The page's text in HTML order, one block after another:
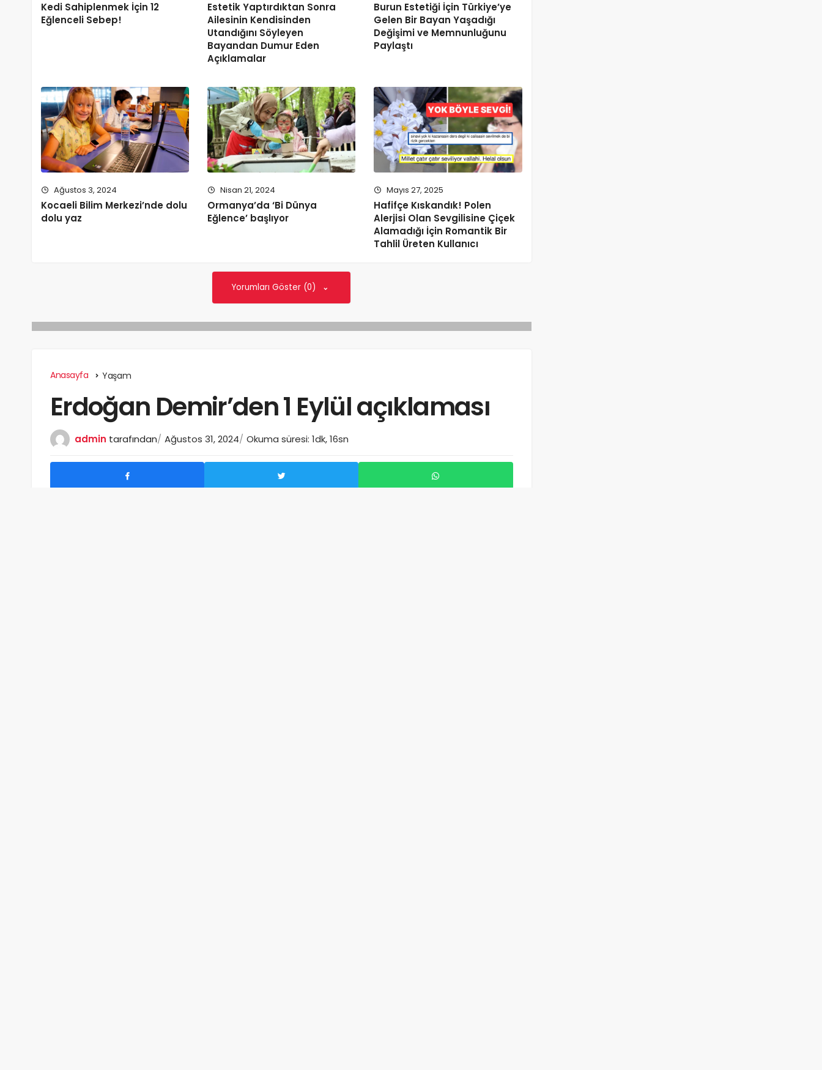
Kedi Sahiplenmek İçin 12
Eğlenceli Sebep!
Estetik Yaptırdıktan Sonra
Ailesinin Kendisinden
Utandığını Söyleyen
Bayandan Dumur Eden
Açıklamalar
Burun Estetiği İçin Türkiye’ye
Gelen Bir Bayan Yaşadığı
Değişimi ve Memnunluğunu
Paylaştı
Ağustos 3, 2024
Kocaeli Bilim Merkezi’nde dolu
dolu yaz
Nisan 21, 2024
Ormanya’da ‘Bi Dünya
Eğlence’ başlıyor
Mayıs 27, 2025
Hafifçe Kıskandık! Polen
Alerjisi Olan Sevgilisine Çiçek
Alamadığı İçin Romantik Bir
Tahlil Üreten Kullanıcı
Yorumları Göster (0)
Anasayfa Yaşam
Erdoğan Demir’den 1 Eylül açıklaması
admin tarafından Ağustos 31, 2024 Okuma süresi: 1dk, 16sn